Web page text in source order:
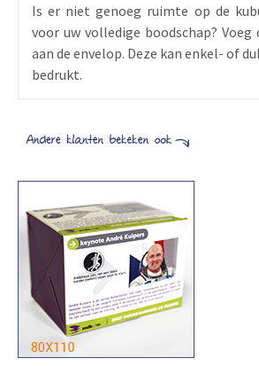
Is er niet genoeg ruimte op de
voor uw volledige boodschap?
aan de envelop. Deze kan enkel- of
bedrukt.